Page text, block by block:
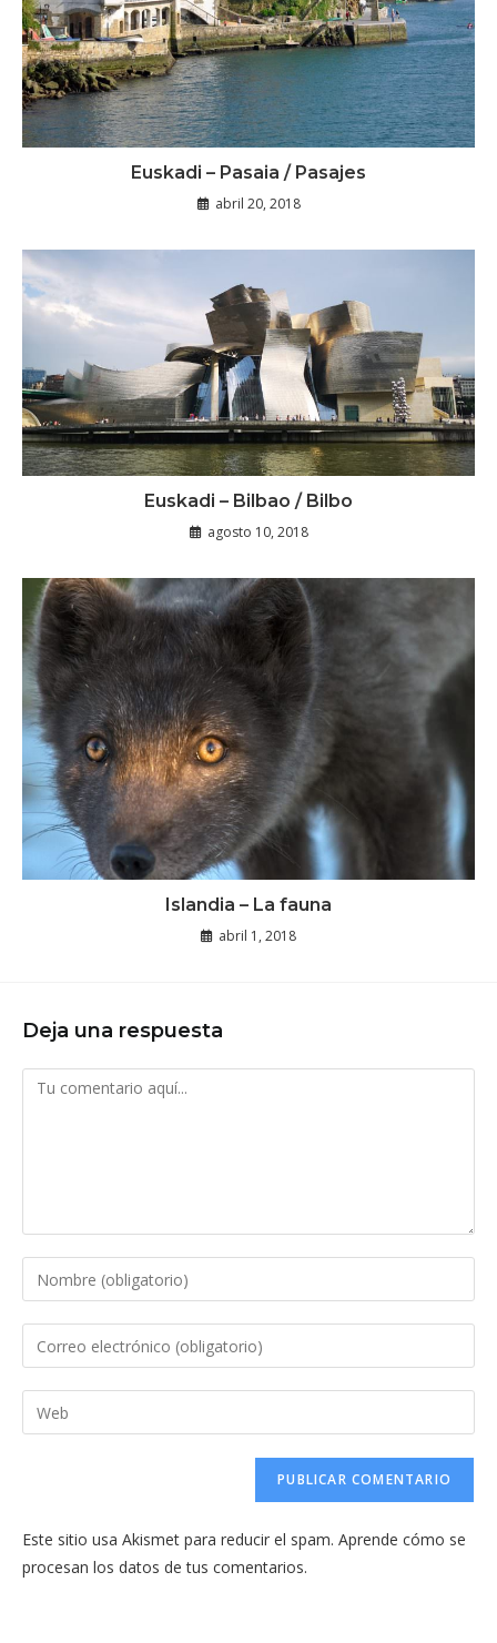
Euskadi – Pasaia / Pasajes
abril 20, 2018
Euskadi – Bilbao / Bilbo
agosto 10, 2018
Islandia – La fauna
abril 1, 2018
Deja una respuesta
Comentario
Introduce
tu
nombre
de
usuario
Introduce
tu
dirección
de
comentar
Introduce
la
web
(opcional)
Este sitio usa Akismet para reducir el spam. Aprende cómo se
procesan los datos de tus comentarios.